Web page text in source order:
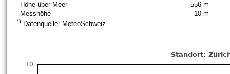
Höhe über Meer
556 m
Messhöhe
10 m
*) Datenquelle: MeteoSchweiz